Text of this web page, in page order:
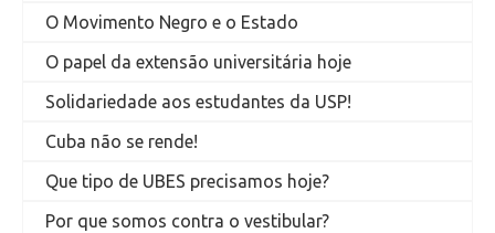
O Movimento Negro e o Estado
O papel da extensão universitária hoje
Solidariedade aos estudantes da USP!
Cuba não se rende!
Que tipo de UBES precisamos hoje?
Por que somos contra o vestibular?